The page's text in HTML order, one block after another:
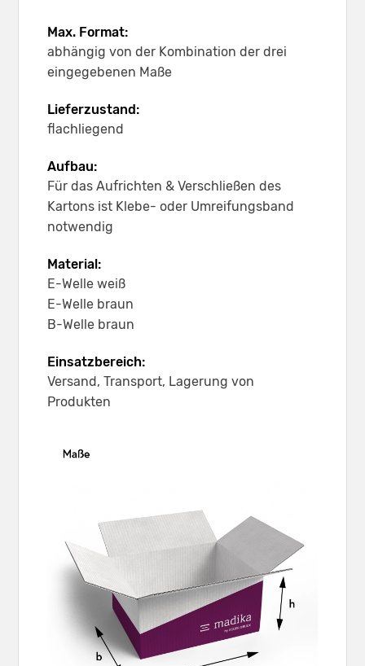
Max. Format:
abhängig von der Kombination der drei
eingegebenen Maße
Lieferzustand:
flachliegend
Aufbau:
Für das Aufrichten & Verschließen des
Kartons ist Klebe- oder Umreifungsband
notwendig
Material:
E-Welle weiß
E-Welle braun
B-Welle braun
Einsatzbereich:
Versand, Transport, Lagerung von
Produkten